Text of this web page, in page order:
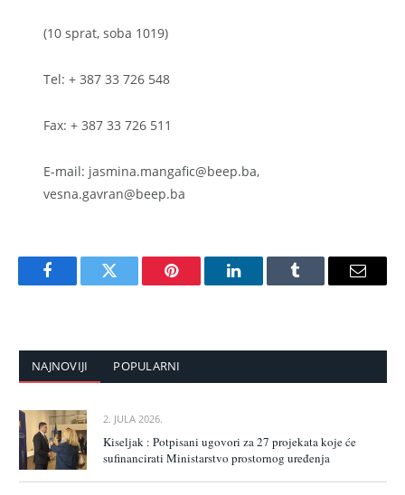
(10 sprat, soba 1019)
Tel: + 387 33 726 548
Fax: + 387 33 726 511
E-mail: jasmina.mangafic@beep.ba,
vesna.gavran@beep.ba
FacebookTwitter Pinterest LinkedInTumblr Email
NAJNOVIJI POPULARNI
2. JULA 2026.
Kiseljak : Potpisani ugovori za 27 projekata koje će
sufinancirati Ministarstvo prostornog uređenja